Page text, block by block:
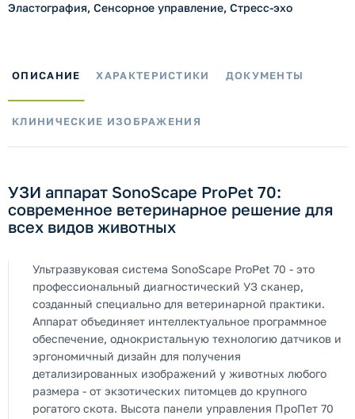
Эластография, Сенсорное управление, Стресс-эхо
ОПИСАНИЕ ХАРАКТЕРИСТИКИ ДОКУМЕНТЫ
КЛИНИЧЕСКИЕ ИЗОБРАЖЕНИЯ
УЗИ аппарат SonoScape ProPet 70:
современное ветеринарное решение для
всех видов животных
Ультразвуковая система SonoScape ProPet 70 - это
профессиональный диагностический УЗ сканер,
созданный специально для ветеринарной практики.
Аппарат объединяет интеллектуальное программное
обеспечение, однокристальную технологию датчиков и
эргономичный дизайн для получения
детализированных изображений у животных любого
размера - от экзотических питомцев до крупного
рогатого скота. Высота панели управления ПроПет 70